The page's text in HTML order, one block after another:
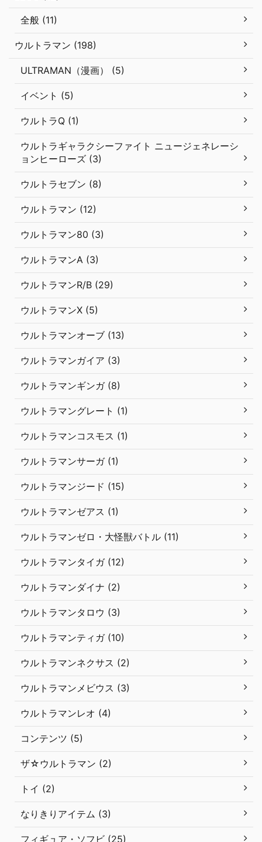
全般 (11)
ウルトラマン (198)
ULTRAMAN（漫画） (5)
イベント (5)
ウルトラQ (1)
ウルトラギャラクシーファイト ニュージェネレーシ
ョンヒーローズ (3)
ウルトラセブン (8)
ウルトラマン (12)
ウルトラマン80 (3)
ウルトラマンA (3)
ウルトラマンR/B (29)
ウルトラマンX (5)
ウルトラマンオーブ (13)
ウルトラマンガイア (3)
ウルトラマンギンガ (8)
ウルトラマングレート (1)
ウルトラマンコスモス (1)
ウルトラマンサーガ (1)
ウルトラマンジード (15)
ウルトラマンゼアス (1)
ウルトラマンゼロ・大怪獣バトル (11)
ウルトラマンタイガ (12)
ウルトラマンダイナ (2)
ウルトラマンタロウ (3)
ウルトラマンティガ (10)
ウルトラマンネクサス (2)
ウルトラマンメビウス (3)
ウルトラマンレオ (4)
コンテンツ (5)
ザ☆ウルトラマン (2)
トイ (2)
なりきりアイテム (3)
フィギュア・ソフビ (25)